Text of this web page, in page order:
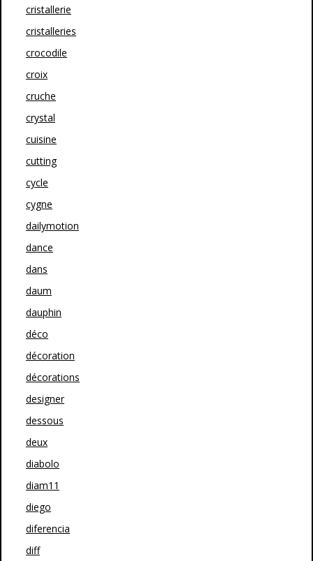
cristallerie
cristalleries
crocodile
croix
cruche
crystal
cuisine
cutting
cycle
cygne
dailymotion
dance
dans
daum
dauphin
déco
décoration
décorations
designer
dessous
deux
diabolo
diam11
diego
diferencia
diff